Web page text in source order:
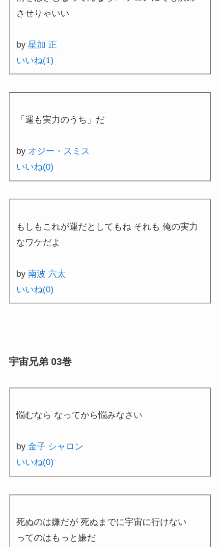
させりゃいい
by星加 正
いいね(1)
「運も実力のうち」だ
by オジー・スミス
いいね(0)
もしもこれが運だとしてもね それも 俺の実力
なワケだよ
by南波 六太
いいね(0)
宇宙兄弟 03巻
悩むなら なってから悩みなさい
by金子 シャロン
いいね(0)
死ぬのは嫌だが 死ぬまでに宇宙に行けない
ってのはもっと嫌だ